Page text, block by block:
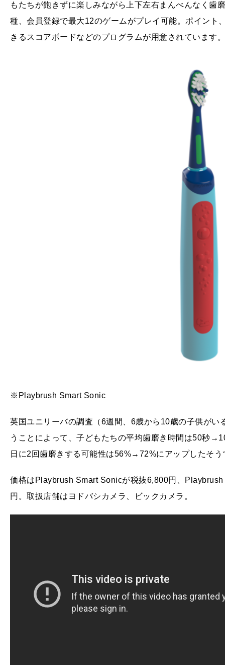
もたちが飽きずに楽しみながら上下左右まんべんなく歯
種、会員登録で最大12のゲームがプレイ可能。ポイント
きるスコアボードなどのプログラムが用意されています。
※Playbrush Smart Sonic
英国ユニリーバの調査（6週間、6歳から10歳の子供が
うことによって、子どもたちの平均歯磨き時間は50秒
日に2回歯磨きする可能性は56%→72%にアップしたそう
価格はPlaybrush Smart Sonicが税抜6,800円、
円。取扱店舗はヨドバシカメラ、ビックカメラ。